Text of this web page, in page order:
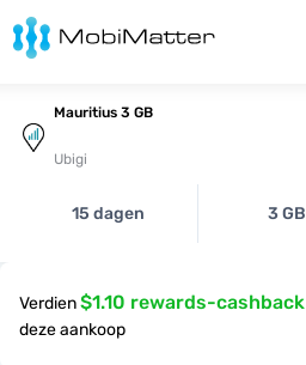
Mauritius 3 GB
Ubigi
15 dagen 3 GB
Verdien$1.10 rewards-cashback
deze aankoop